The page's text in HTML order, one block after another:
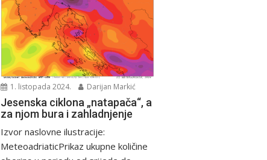
1. listopada 2024. Darijan Markić
Jesenska ciklona „natapača“, a
za njom bura i zahladnjenje
Izvor naslovne ilustracije:
MeteoadriaticPrikaz ukupne količine